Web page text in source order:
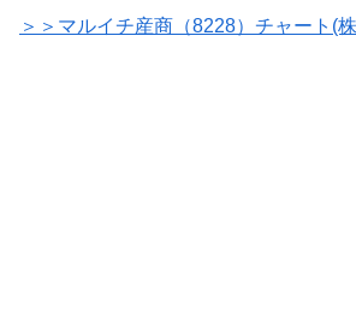
＞＞マルイチ産商（8228）チャート(